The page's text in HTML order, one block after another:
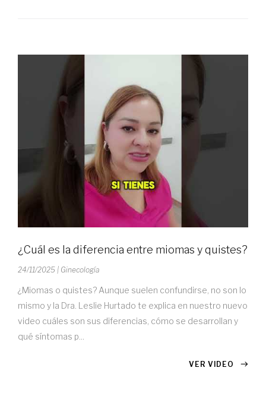
¿Cuál es la diferencia entre miomas y quistes?
24/11/2025 | Ginecología
¿Miomas o quistes? Aunque suelen confundirse, no son lo
mismo y la Dra. Leslie Hurtado te explica en nuestro nuevo
video cuáles son sus diferencias, cómo se desarrollan y
qué síntomas p...
VER VIDEO